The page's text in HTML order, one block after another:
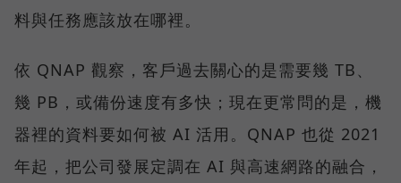
料與任務應該放在哪裡。
依 QNAP 觀察，客戶過去關心的是需要幾 TB、
幾 PB，或備份速度有多快；現在更常問的是，機
器裡的資料要如何被 AI 活用。QNAP 也從 2021
年起，把公司發展定調在 AI 與高速網路的融合，